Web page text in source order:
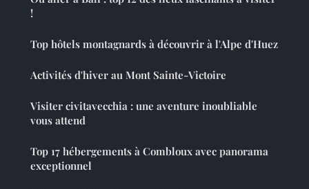
!
Top hôtels montagnards à découvrir à l'Alpe d'Huez
Activités d'hiver au Mont Sainte-Victoire
Visiter civitavecchia : une aventure inoubliable
vous attend
Top 17 hébergements à Combloux avec panorama
exceptionnel